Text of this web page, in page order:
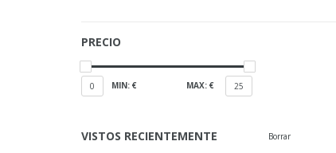
PRECIO
0 MIN: € MAX: € 25
VISTOS RECIENTEMENTE Borrar